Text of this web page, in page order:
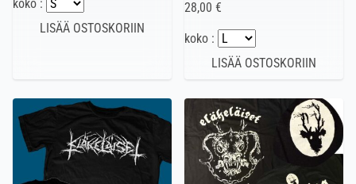
koko :
28,00 €
koko :